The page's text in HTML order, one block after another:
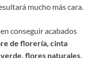
mucho más cara.
conseguir acabados
de florería, cinta
flores naturales,